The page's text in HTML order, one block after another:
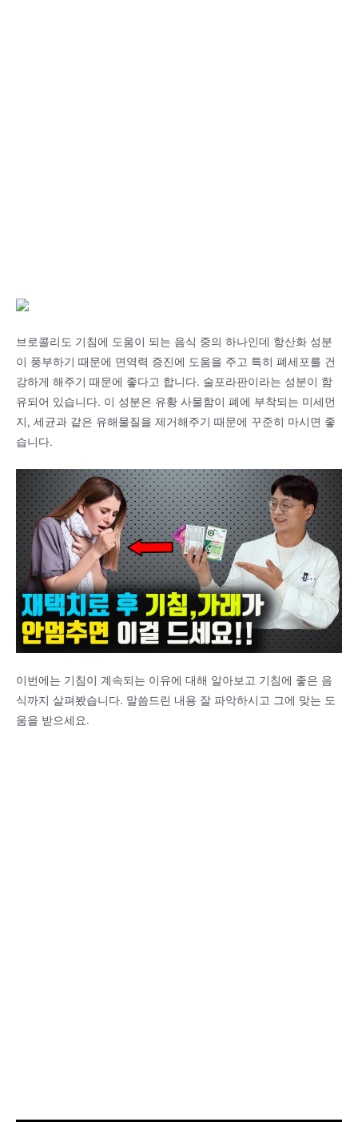
브로콜리도 기침에 도움이 되는 음식 중의 하나인데 항산화 성분
이 풍부하기 때문에 면역력 증진에 도움을 주고 특히 폐세포를 건
강하게 해주기 때문에 좋다고 합니다. 술포라판이라는 성분이 함
유되어 있습니다. 이 성분은 유황 사물함이 폐에 부착되는 미세먼
지, 세균과 같은 유해물질을 제거해주기 때문에 꾸준히 마시면 좋
습니다.
이번에는 기침이 계속되는 이유에 대해 알아보고 기침에 좋은 음
식까지 살펴봤습니다. 말씀드린 내용 잘 파악하시고 그에 맞는 도
움을 받으세요.